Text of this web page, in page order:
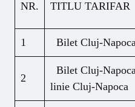
NR. TITLU TARIFAR
1 Bilet Cluj-
2
Bilet Cluj-
linie Cluj-Napoca